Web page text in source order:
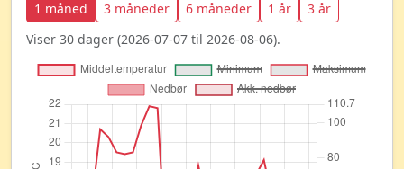
1 måned 3 måneder 6 måneder 1 år
3 år
Viser 30 dager (2026-07-07 til 2026-08-06).